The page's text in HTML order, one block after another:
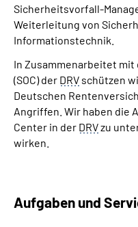
Sicherheitsvorfall-
Weiterleitung von
Informationstechnik.
In Zusammenarbeitet
(SOC) der DRV schützen
Deutschen
Angriffen. Wir haben die
Center in der DRVzu
wirken.
Aufgaben und